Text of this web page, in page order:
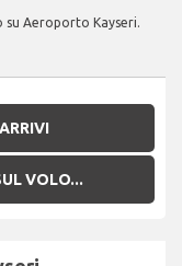
su Aeroporto Kayseri.
VOLO...